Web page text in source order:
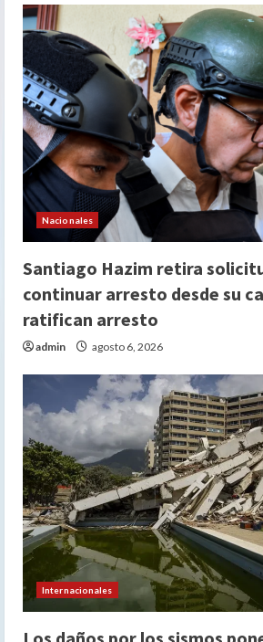
Nacionales
Santiago Hazim retira
continuar arresto desde su
ratifican arresto
admin agosto 6, 2026
Internacionales